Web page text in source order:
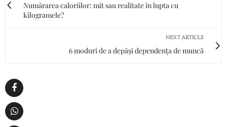
Numărarea caloriilor: mit sau realitate în lupta cu
kilogramele?
NEXT ARTICLE
6 moduri de a depăși dependența de muncă